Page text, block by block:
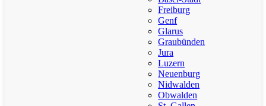
Freiburg
Genf
Glarus
Graubünden
Jura
Luzern
Neuenburg
Nidwalden
Obwalden